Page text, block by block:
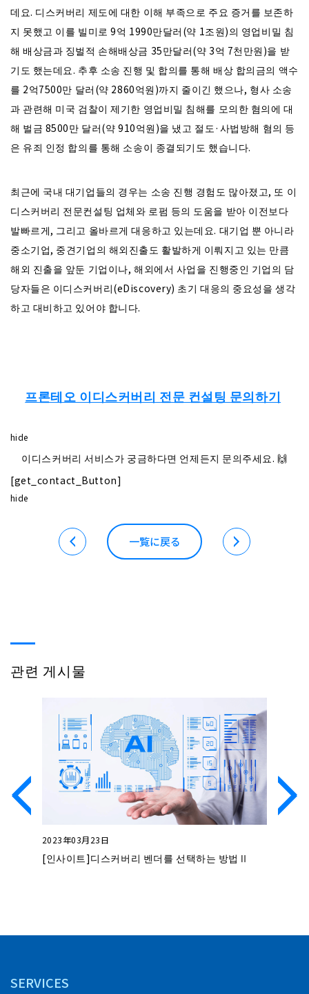
데요. 디스커버리 제도에 대한 이해 부족으로 주요 증거를 보존하
지 못했고 이를 빌미로 9억 1990만달러(약 1조원)의 영업비밀 침
해 배상금과 징벌적 손해배상금 35만달러(약 3억 7천만원)을 받
기도 했는데요. 추후 소송 진행 및 합의를 통해 배상 합의금의 액수
를 2억7500만 달러(약 2860억원)까지 줄이긴 했으나, 형사 소송
과 관련해 미국 검찰이 제기한 영업비밀 침해를 모의한 혐의에 대
해 벌금 8500만 달러(약 910억원)을 냈고 절도·사법방해 혐의 등
은 유죄 인정 합의를 통해 소송이 종결되기도 했습니다.
최근에 국내 대기업들의 경우는 소송 진행 경험도 많아졌고, 또 이
디스커버리 전문컨설팅 업체와 로펌 등의 도움을 받아 이전보다
발빠르게, 그리고 올바르게 대응하고 있는데요. 대기업 뿐 아니라
중소기업, 중견기업의 해외진출도 활발하게 이뤄지고 있는 만큼
해외 진출을 앞둔 기업이나, 해외에서 사업을 진행중인 기업의 담
당자들은 이디스커버리(eDiscovery) 초기 대응의 중요성을 생각
하고 대비하고 있어야 합니다.
프론테오 이디스커버리 전문 컨설팅 문의하기
hide
이디스커버리 서비스가 궁금하다면 언제든지 문의주세요.🙌
[get_contact_Button]
hide
一覧に戻る
관련 게시물
2023年03月23日
[인사이트]디스커버리 벤더를 선택하는 방법Ⅱ
SERVICES